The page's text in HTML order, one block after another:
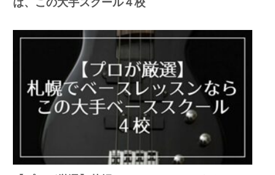
は、この大手スクール４校